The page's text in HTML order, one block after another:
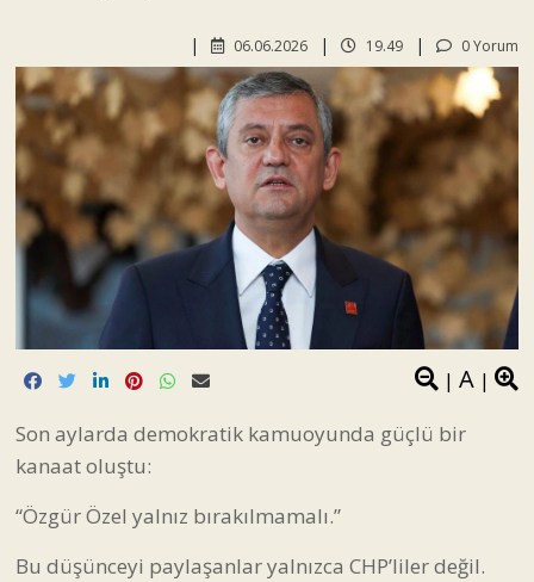
0 Yorum
19.49
06.06.2026
| A |
Son aylarda demokratik kamuoyunda güçlü bir
kanaat oluştu:
“Özgür Özel yalnız bırakılmamalı.”
Bu düşünceyi paylaşanlar yalnızca CHP’liler değil.